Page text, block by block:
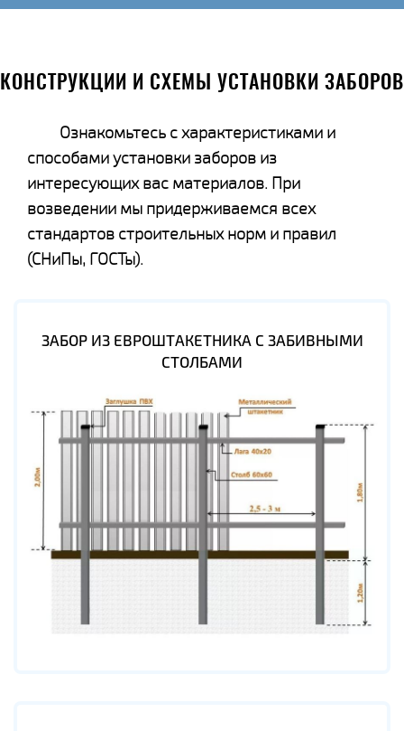
КОНСТРУКЦИИ И СХЕМЫ УСТАНОВКИ ЗАБОРОВ
Ознакомьтесь с характеристиками и
способами установки заборов из
интересующих вас материалов. При
возведении мы придерживаемся всех
стандартов строительных норм и правил
(СНиПы, ГОСТы).
ЗАБОР ИЗ ЕВРОШТАКЕТНИКА С ЗАБИВНЫМИ
СТОЛБАМИ